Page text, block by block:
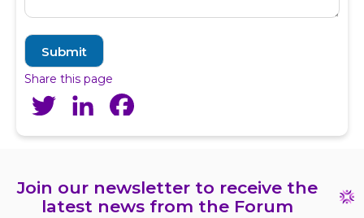
Share this page
Twitter
LinkedIn
Join our newsletter to receive the
latest news from the Forum